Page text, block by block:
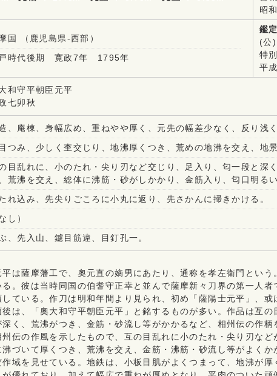
昭
国 （鹿児島県-西部）
時代後期 寛政7年 1795年
鑑
(公
特
平
和守平朝臣元平
七卯秋
、庵棟、身幅広め、重ねやや厚く、元先の幅差少なく、反り浅
つみ、少しく杢交じり、地沸厚くつき、荒めの地沸を交え、地景
目乱れに、小のたれ・尖り刃など交じり、足入り、匂一段と深
荒沸を交え、総体に沸筋・砂がしかかり、金筋入り、匂口明るい
れ込み、先尖りごころに小丸に返り、先さかんに掃きかける。
し）
、先入山、鑢目筋違、目釘孔一。
は薩摩藩工で、奧元直の嫡男にあたり、通称を孝左衛門という
。彼は当時同国の伯耆守正幸と並んで薩摩新々刀界の第一人者
ている。作刀は明和年間より見られ、初め「薩陽士元平」、或
は、「奧大和守平朝臣元平」と銘するものが多い。作品は互
く、荒沸がつき、金筋・砂流し等がかかるなど、相州伝の作柄
伝の作風を示したもので、互の目乱れに小のたれ・尖り刃など
沸づいて厚くつき、荒沸を交え、金筋・沸筋・砂流し等がよくか
域を見せている。地鉄は、小板目肌がよくつまって、地沸が厚